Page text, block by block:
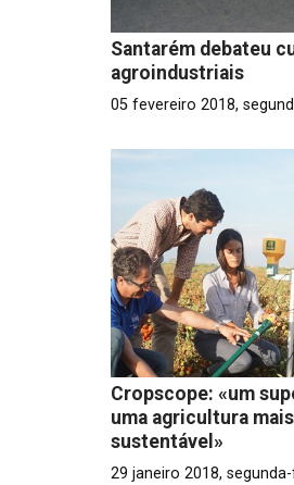
Santarém debateu
agroindustriais
05 fevereiro 2018,
Cropscope: «um
uma agricultura mais
sustentável»
29 janeiro 2018,